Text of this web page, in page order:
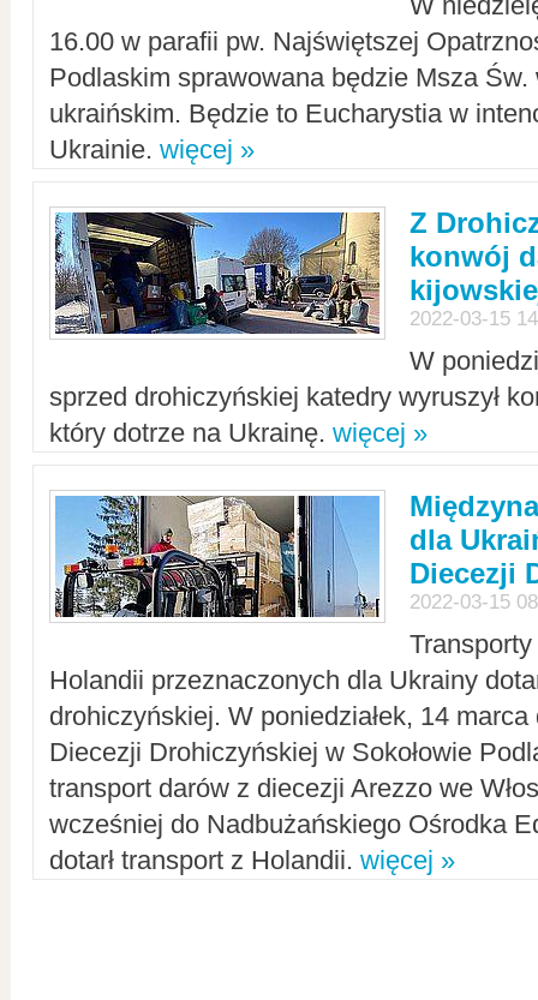
16.00 w parafii pw. Najświętszej
Podlaskim sprawowana będzie Msza Św.
ukraińskim. Będzie to Eucharystia w
Ukrainie. więcej »
Z
konwój
2022-03-15
W
sprzed drohiczyńskiej katedry wyruszył
który dotrze na Ukrainę. więcej »
dla
Diecezji
2022-03-15
Holandii przeznaczonych dla Ukrainy
drohiczyńskiej. W poniedziałek, 14
Diecezji Drohiczyńskiej w Sokołowie
transport darów z diecezji Arezzo we
wcześniej do Nadbużańskiego Ośrodka
dotarł transport z Holandii. więcej »